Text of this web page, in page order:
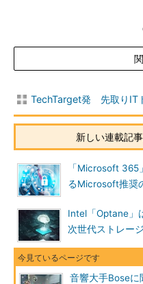
TechTarget発 先取りIT
新しい連載記
「Microsoft 365
るMicrosoft推奨
Intel「Optane」
次世代ストレー
音響大手Boseに